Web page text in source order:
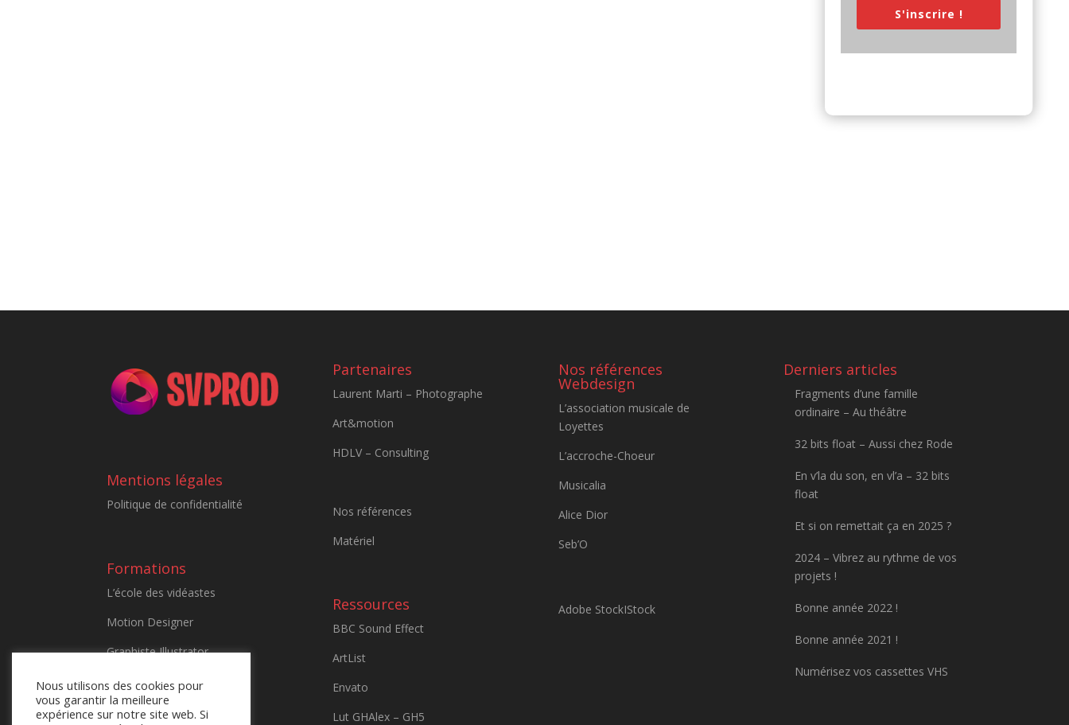
S'inscrire !
Mentions légales
Politique de confidentialité
Formations
L’école des vidéastes
Motion Designer
Graphiste Illustrator
Sony AX700
Maîtriser le GH5
Partenaires
Laurent Marti – Photographe
Art&motion
HDLV – Consulting
Nos références
Matériel
Ressources
BBC Sound Effect
ArtList
Envato
Lut GHAlex – GH5
Nos références
Webdesign
L’association musicale de
Loyettes
L’accroche-Choeur
Musicalia
Alice Dior
Seb’O
Adobe StockIStock
Derniers articles
Fragments d’une famille
ordinaire – Au théâtre
32 bits float – Aussi chez Rode
En v’la du son, en vl’a – 32 bits
float
Et si on remettait ça en 2025 ?
2024 – Vibrez au rythme de vos
projets !
Bonne année 2022 !
Bonne année 2021 !
Numérisez vos cassettes VHS
Nous utilisons des cookies pour
vous garantir la meilleure
expérience sur notre site web. Si